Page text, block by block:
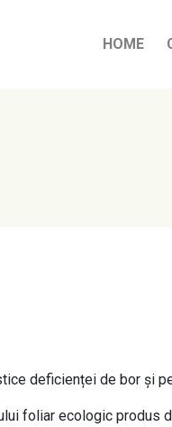
HOME
deficienței de bor și
foliar ecologic produs